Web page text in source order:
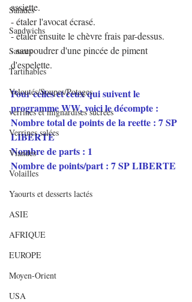
Salades
Sandwichs
Sauces
Tartinables
Veloutés/Soupes/Potages
verrines et mignardises sucrées
Verrines salées
Viandes
Volailles
Yaourts et desserts lactés
ASIE
AFRIQUE
EUROPE
Moyen-Orient
USA
assiette.
- étaler l'avocat écrasé.
- étaler ensuite le chèvre frais par-dessus.
- saupoudrer d'une pincée de piment
d'espelette.
Pour celles et ceux qui suivent le
programme WW, voici le décompte :
Nombre total de points de la reette : 7 SP
LIBERTE
Nombre de parts : 1
Nombre de points/part : 7 SP LIBERTE